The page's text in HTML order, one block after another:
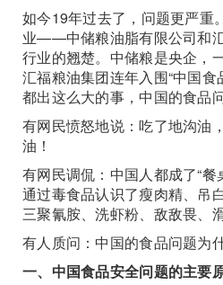
如今19年过去了，问题更严重
业——中储粮油脂有限公司和
行业的翘楚。中储粮是央企，
汇福粮油集团连年入围“中国食
都出这么大的事，中国的食品
有网民愤怒地说：吃了地沟油
油！
有网民调侃：中国人都成了“
通过毒食品认识了瘦肉精、吊
三聚氰胺、洗虾粉、敌敌畏
有人质问：中国的食品问题为
一、中国食品安全问题的主要